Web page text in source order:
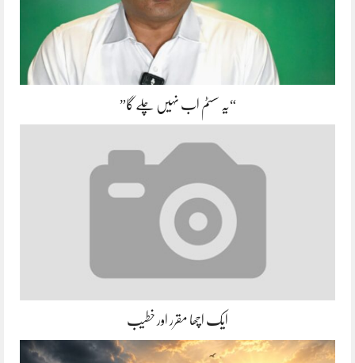
“یہ سسٹم اب نہیں چلے گا”
ایک اچھا مقرر اور خطیب